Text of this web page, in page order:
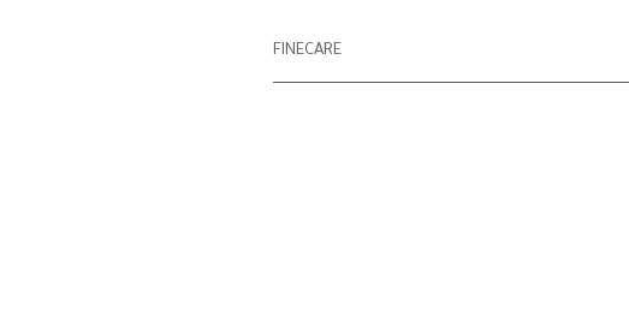
FINECARE